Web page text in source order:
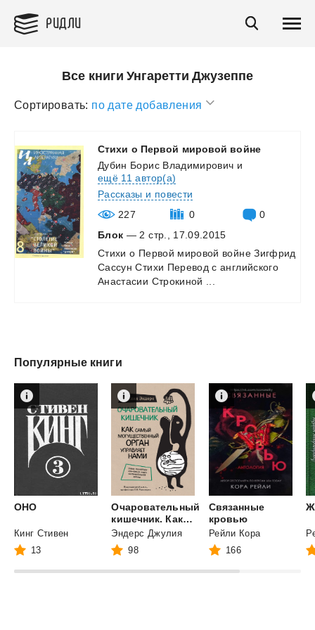
РИДЛИ
Все книги Унгаретти Джузеппе
Сортировать: по дате добавления
Стихи о Первой мировой войне
Дубин Борис Владимирович и
ещё 11 автор(а)
Рассказы и повести
227
0
0
Блок — 2 стр., 17.09.2015
Стихи о Первой мировой войне Зигфрид
Сассун Стихи Перевод с английского
Анастасии Строкиной
Популярные книги
ОНО
Кинг Стивен
13
Очаровательный
кишечник. Как самый могущественный орган управляет нами
Эндерс Джулия
98
Связанные
кровью
Рейли Кора
166